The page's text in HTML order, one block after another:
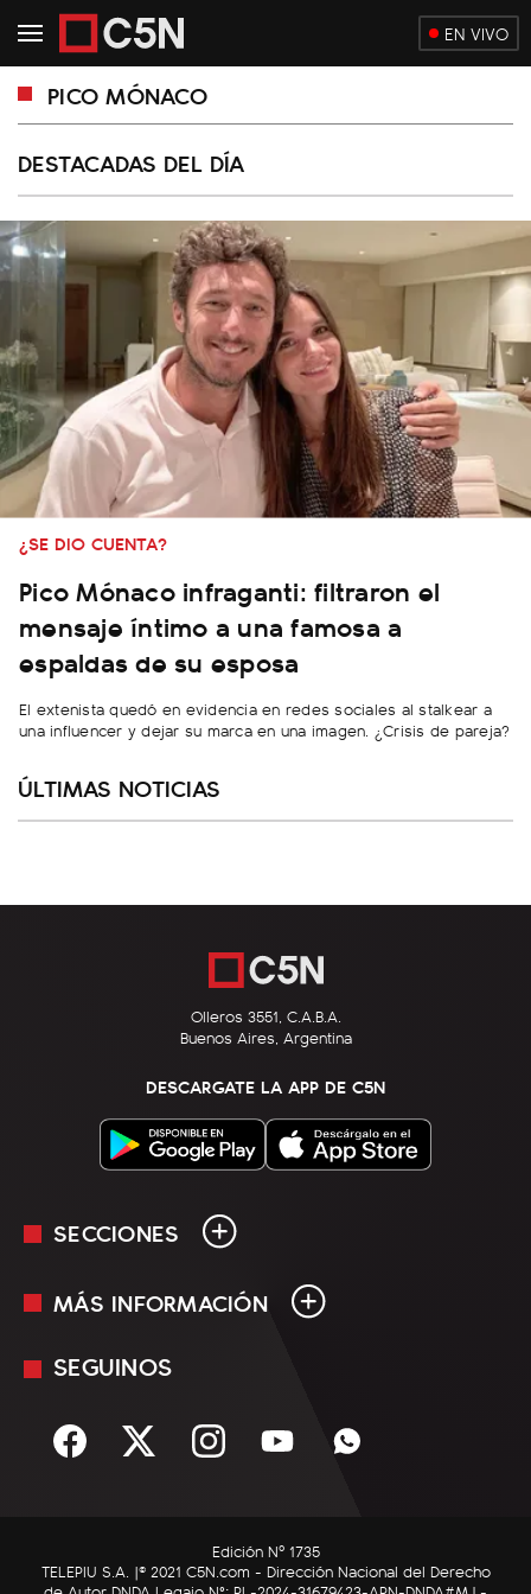
EN VIVO
PICO MÓNACO
DESTACADAS DEL DÍA
¿SE DIO CUENTA?
Pico Mónaco infraganti: filtraron el
mensaje íntimo a una famosa a
espaldas de su esposa
El extenista quedó en evidencia en redes sociales al stalkear a
una influencer y dejar su marca en una imagen. ¿Crisis de pareja?
ÚLTIMAS NOTICIAS
Olleros 3551, C.A.B.A.
Buenos Aires, Argentina
DESCARGATE LA APP DE C5N
SECCIONES
En Vivo
Sociedad
C5N Autos
MÁS INFORMACIÓN
Mediakit
Términos y condiciones
SEGUINOS
Edición Nº 1735
TELEPIU S.A. |© 2021 C5N.com - Dirección Nacional del Derecho